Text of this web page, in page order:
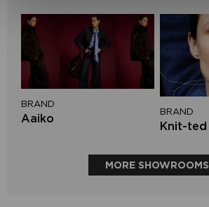
BRAND
Aaiko
BRAND
Knit-ted
MORE SHOWROOMS